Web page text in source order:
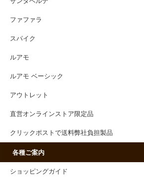
ファファラ
スパイク
ルアモ
ルアモ ベーシック
アウトレット
直営オンラインストア限定品
クリックポストで送料弊社負担製品
各種ご案内
ショッピングガイド